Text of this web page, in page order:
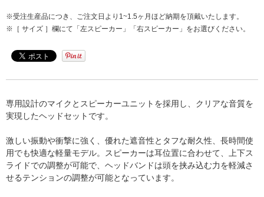
※受注生産品につき、ご注文日より1~1.5ヶ月ほど納期を頂戴いたします。
※［ サイズ ］欄にて「左スピーカー」「右スピーカー」をお選びください。
専用設計のマイクとスピーカーユニットを採用し、クリアな音質を
実現したヘッドセットです。
激しい振動や衝撃に強く、優れた遮音性とタフな耐久性、長時間使
用でも快適な軽量モデル。スピーカーは耳位置に合わせて、上下ス
ライドでの調整が可能で、ヘッドバンドは頭を挟み込む力を軽減さ
せるテンションの調整が可能となっています。